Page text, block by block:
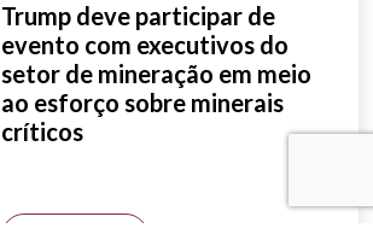
Trump deve participar de
evento com executivos do
setor de mineração em meio
ao esforço sobre minerais
críticos